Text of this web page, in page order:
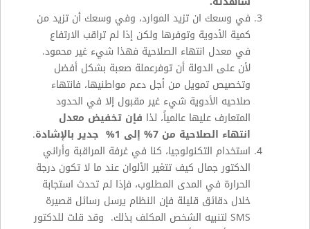
في وسعك ان تزيد الموارد، وفي وسعك أن تزيد من
كمية الأدوية وتوفرها ولكن إذا لم تراقب الارتفاع
في معدل انتهاء الصلاحية فهذا شيء غير محمود.
لأن على الدولة أن توفرعملة صعبة بشكل أفضل
وتخصيص تمويل من أجل دعم مواطنيها، فانتهاء
صلاحيه الأدوية شيء غير مقبول إلا في الحدود
المتعارف عليها عالمياً، لذا فإن تخفيض معدل
انتهاء الصلاحية من 7% إلى 1% جدير بالإشادة
.
استخدام التكنولوجيا، كنا في غرفة المراقبة وأراني
الدكتور جمال كيف تتغير الألوان عند ما لا تكون درجة
الحرارة في المدى المطلوب، فإذا لم تحدث استجابة
خلال دقائق قليلة فإن النظام يرسل رسائل قصيرة
SMS لتنبيه الشخص المكلف بذلك. وقد قلت للدكتور